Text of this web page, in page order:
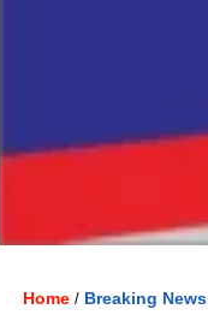
Home / Breaking News